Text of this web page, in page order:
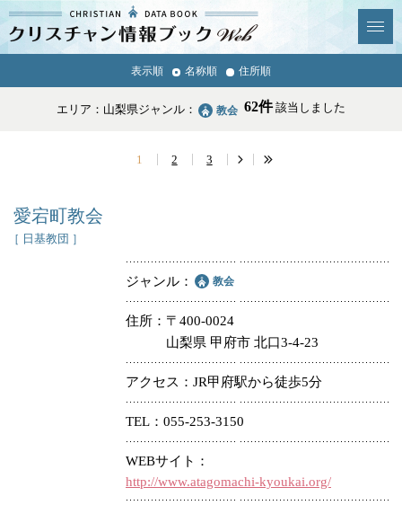
情報ブックとは
News & Topics
学校・幼稚園・神学校
医療・福祉
お店・企業・その他
表示順 名称順 住所順
エリア：山梨県ジャンル： 教会 62件該当しました
1 2 3
愛宕町教会
［ 日基教団 ］
ジャンル 教会
住所
〒400-0024
山梨県 甲府市 北口3-4-23
アクセス JR甲府駅から徒歩5分
TEL 055-253-3150
WEBサイト
http://www.atagomachi-kyoukai.org/